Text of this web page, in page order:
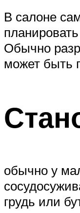
В салоне
Обычно
может быть
обычно у
грудь или